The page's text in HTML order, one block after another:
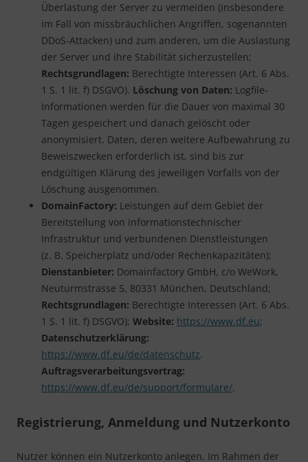
Überlastung der Server zu vermeiden (insbesondere
im Fall von missbräuchlichen Angriffen, sogenannten
DDoS-Attacken) und zum anderen, um die Auslastung
der Server und ihre Stabilität sicherzustellen;
Rechtsgrundlagen: Berechtigte Interessen (Art. 6 Abs.
1 S. 1 lit. f) DSGVO). Löschung von Daten: Logfile-
Informationen werden für die Dauer von maximal 30
Tagen gespeichert und danach gelöscht oder
anonymisiert. Daten, deren weitere Aufbewahrung zu
Beweiszwecken erforderlich ist, sind bis zur
endgültigen Klärung des jeweiligen Vorfalls von der
Löschung ausgenommen.
DomainFactory: Leistungen auf dem Gebiet der
Bereitstellung von informationstechnischer
Infrastruktur und verbundenen Dienstleistungen
(z. B. Speicherplatz und/oder Rechenkapazitäten);
Dienstanbieter: Domainfactory GmbH, c/o WeWork,
Neuturmstrasse 5, 80331 München, Deutschland;
Rechtsgrundlagen: Berechtigte Interessen (Art. 6 Abs.
1 S. 1 lit. f) DSGVO); Website: https://www.df.eu;
Datenschutzerklärung:
https://www.df.eu/de/datenschutz.
Auftragsverarbeitungsvertrag:
https://www.df.eu/de/support/formulare/.
Registrierung, Anmeldung und Nutzerkonto
Nutzer können ein Nutzerkonto anlegen. Im Rahmen der